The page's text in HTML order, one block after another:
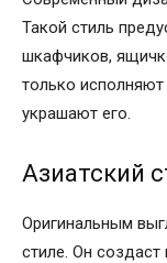
Такой стиль
шкафчиков,
только
украшают его.
Азиатский
Оригинальным
стиле. Он